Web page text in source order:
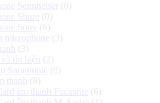
Sennheiser
(0)
Shure (0)
Sony (6)
microphone (3)
(3)
tín hiệu
(2)
Saramonic (0)
thanh
(8)
âm thanh Focusrite (6)